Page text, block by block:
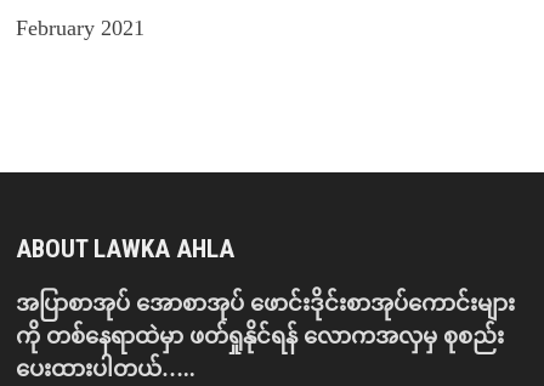
February 2021
ABOUT LAWKA AHLA
အပြာစာအုပ် အောစာအုပ် ဖောင်းဒိုင်းစာအုပ်ကောင်းများ
ကို တစ်နေရာထဲမှာ ဖတ်ရှုနိုင်ရန် လောကအလှမှ စုစည်း
ပေးထားပါတယ်…..